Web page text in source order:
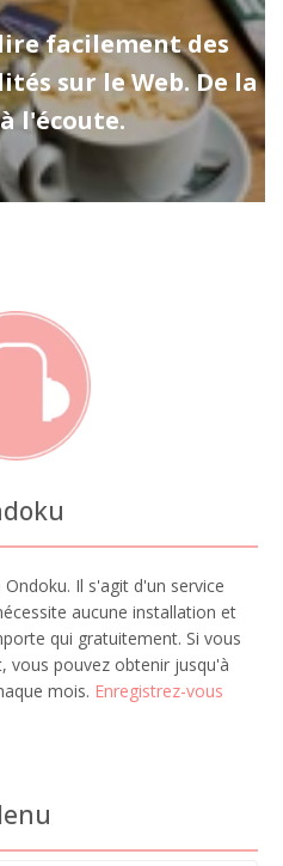
facilement des
sur le Web. De la
l'écoute.
Il s'agit d'un service
aucune installation et
qui gratuitement. Si vous
vous pouvez obtenir jusqu'à
mois. Enregistrez-vous